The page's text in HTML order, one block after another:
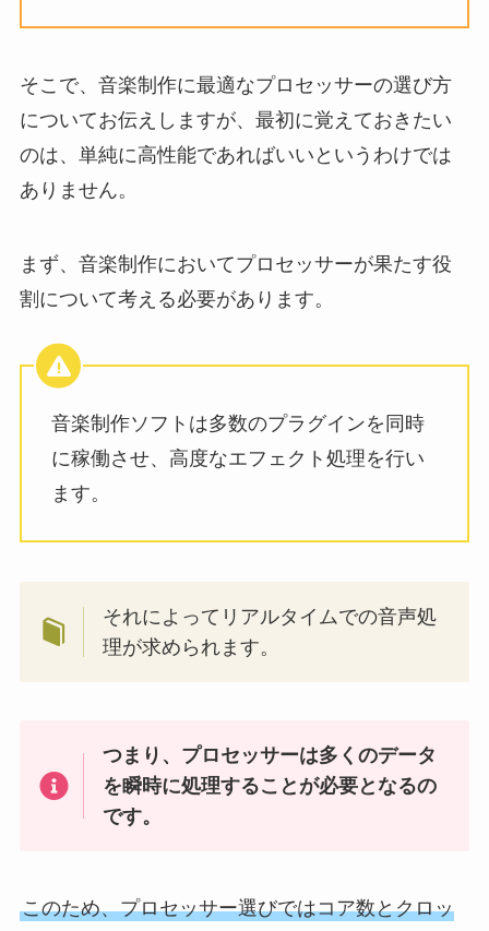
そこで、音楽制作に最適なプロセッサーの選び方
についてお伝えしますが、最初に覚えておきたい
のは、単純に高性能であればいいというわけでは
ありません。
まず、音楽制作においてプロセッサーが果たす役
割について考える必要があります。
音楽制作ソフトは多数のプラグインを同時
に稼働させ、高度なエフェクト処理を行い
ます。
それによってリアルタイムでの音声処
理が求められます。
つまり、プロセッサーは多くのデータ
を瞬時に処理することが必要となるの
です。
このため、プロセッサー選びではコア数とクロッ